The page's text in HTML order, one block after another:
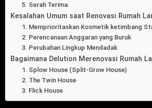
5. Serah Terima
Kesalahan Umum saat Renovasi Rumah
1. Memprioritaskan Kosmetik ketimbang
2. Perencanaan Anggaran yang Buruk
3. Perubahan Lingkup Mendadak
Bagaimana Delution Merenovasi Rumah
1. Splow House (Split-Grow House)
2. The Twin House
3. Flick House